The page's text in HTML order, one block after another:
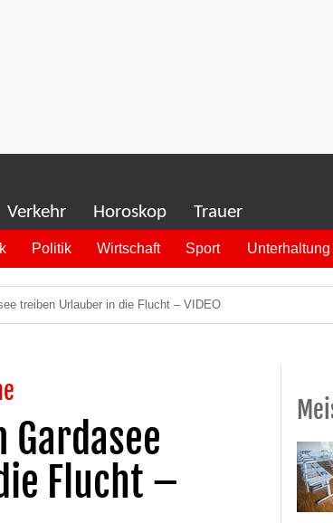
Verkehr Horoskop Trauer
Politik Wirtschaft Sport Unterhaltung
treiben Urlauber in die Flucht – VIDEO
Flucht –